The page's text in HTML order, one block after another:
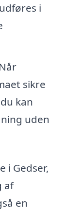
i
Når
sikre
kan
uden
i Gedser,
af
en